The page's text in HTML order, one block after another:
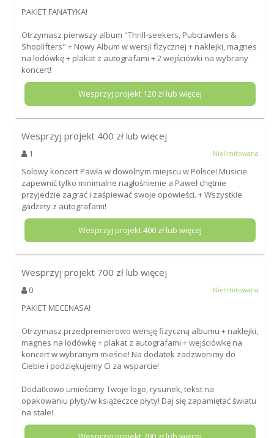
PAKIET FANATYKA!
Otrzymasz pierwszy album "Thrill-seekers, Pubcrawlers &
Shoplifters" + Nowy Album w wersji fizycznej + naklejki, magnes
na lodówkę + plakat z autografami + 2 wejściówki na wybrany
koncert!
Wesprzyj projekt 120zł lub więcej
Wesprzyj projekt 400 zł lub więcej
1 Nielimitowana
Solowy koncert Pawła w dowolnym miejscu w Polsce! Musicie
zapewnić tylko minimalne nagłośnienie a Paweł chętnie
przyjedzie zagrać i zaśpiewać swoje opowieści. + Wszystkie
gadżety z autografami!
Wesprzyj projekt400zł lub więcej
Wesprzyj projekt 700 zł lub więcej
0 Nielimitowana
PAKIET MECENASA!
Otrzymasz przedpremierowo wersję fizyczną albumu + naklejki,
magnes na lodówkę + plakat z autografami + wejściówkę na
koncert w wybranym mieście! Na dodatek zadzwonimy do
Ciebie i podziękujemy Ci za wsparcie!
Dodatkowo umieścimy Twoje logo, rysunek, tekst na
opakowaniu płyty/w książeczce płyty! Daj się zapamiętać światu
na stałe!